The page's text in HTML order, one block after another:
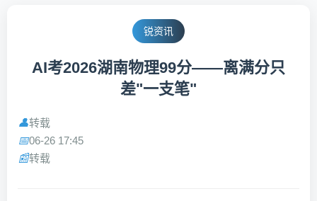
锐资讯
AI考2026湖南物理99分——离满分只
差"一支笔"
👤转载
📅06-26 17:45
📰转载